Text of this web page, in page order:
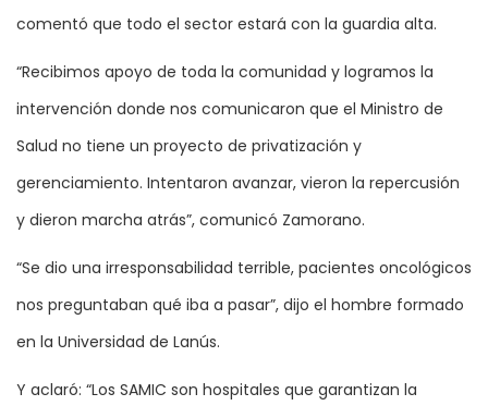
comentó que todo el sector estará con la guardia alta.
“Recibimos apoyo de toda la comunidad y logramos la
intervención donde nos comunicaron que el Ministro de
Salud no tiene un proyecto de privatización y
gerenciamiento. Intentaron avanzar, vieron la repercusión
y dieron marcha atrás”, comunicó Zamorano.
“Se dio una irresponsabilidad terrible, pacientes oncológicos
nos preguntaban qué iba a pasar”, dijo el hombre formado
en la Universidad de Lanús.
Y aclaró: “Los SAMIC son hospitales que garantizan la